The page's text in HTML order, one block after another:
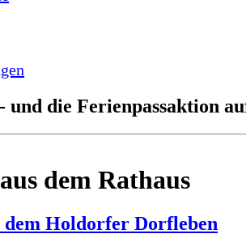
- und die Ferienpassaktion
dem Rathaus
dem Holdorfer Dorfleben